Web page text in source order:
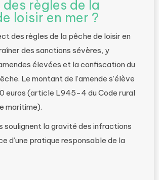
règles de la
loisir en mer ?
des règles de la pêche de loisir en
des sanctions sévères, y
élevées et la confiscation du
Le montant de l’amende s’élève
euros (article L945-4 du Code rural
maritime).
soulignent la gravité des infractions
d’une pratique responsable de la